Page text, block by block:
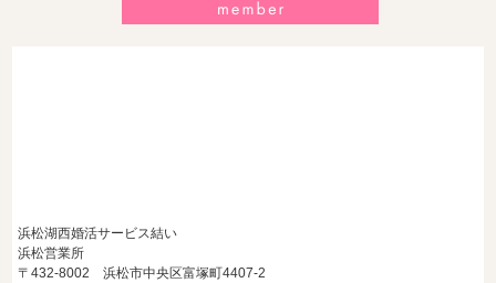
【浜松】アラフォー男性が婚活で無双する3つの戦略！30代
後半・40代からの大人の成婚術
浜松湖西婚活サービス結い
浜松営業所
〒432-8002 浜松市中央区富塚町4407-2